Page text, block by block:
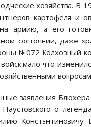
хозяйства. В
картофеля и
армию, а его
состоянии, даже
№072 Колхозный
мало что
заявления
Паустовского о